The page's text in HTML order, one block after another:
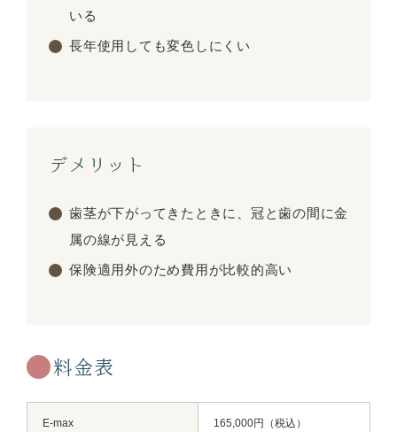
いる
長年使用しても変色しにくい
デメリット
歯茎が下がってきたときに、冠と歯の間に金
属の線が見える
保険適用外のため費用が比較的高い
料金表
E-max 165,000円（税込）